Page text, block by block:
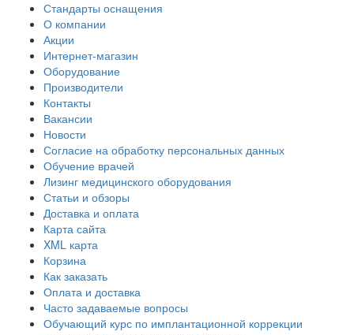
Стандарты оснащения
О компании
Акции
Интернет-магазин
Оборудование
Производители
Контакты
Вакансии
Новости
Согласие на обработку персональных данных
Обучение врачей
Лизинг медицинского оборудования
Статьи и обзоры
Доставка и оплата
Карта сайта
XML карта
Корзина
Как заказать
Оплата и доставка
Часто задаваемые вопросы
Обучающий курс по имплантационной коррекции